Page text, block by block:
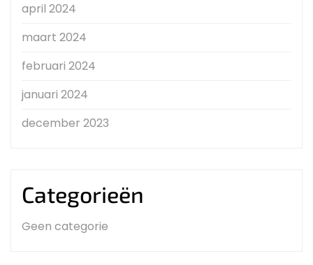
april 2024
maart 2024
februari 2024
januari 2024
december 2023
Categorieën
Geen categorie